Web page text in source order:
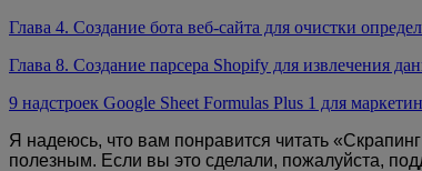
Глава 4. Создание бота веб-сайта для очистки
Глава 8. Создание парсера Shopify для извлечения
9 надстроек Google Sheet Formulas Plus 1 для
Я надеюсь, что вам понравится читать
полезным. Если вы это сделали, пожалуйста,